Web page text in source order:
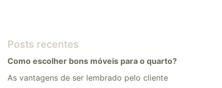
Posts recentes
Como escolher bons móveis para o quarto?
As vantagens de ser lembrado pelo cliente